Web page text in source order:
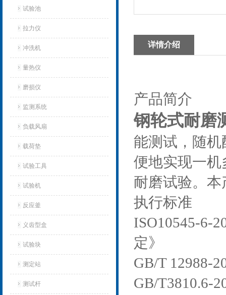
试验池
拉力仪
冲洗机
量热仪
磨损仪
监测系统
负载风扇
载荷垫
试验工具
试验机‌
反应釜
义齿型盒
试验块
测定站‌
测试杆
详情介绍
产品简介
钢轮式耐磨
能测试，随
便地实现一
耐磨试验。
执行标准
ISO10545-6-
定》
GB/T 12988-
GB/T3810.6-